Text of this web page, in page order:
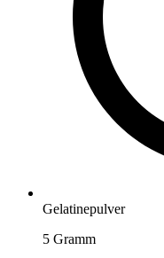
Gelatinepulver
5 Gramm